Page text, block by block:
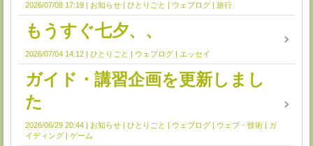
2026/07/08 17:19 お知らせ ひとりごと ウェブログ 旅行
もうすぐ七夕、、
2026/07/04 14:12 ひとりごと ウェブログ エッセイ
ガイド・講習企画を更新しまし
た
2026/06/29 20:44 お知らせ ひとりごと ウェブログ ウェブ・技術
ガ
イディング
ゲーム